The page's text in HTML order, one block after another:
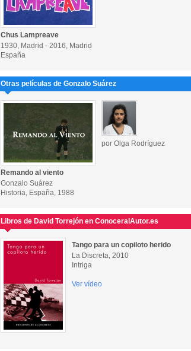
Chus Lampreave
1930, Madrid - 2016, Madrid
España
Otras películas de Gonzalo Suárez
por Olga Rodríguez
Remando al viento
Gonzalo Suárez
Historia, España, 1988
Libros de David Torrejón en ConoceralAutor.es
Tango para un copiloto herido
La Discreta, 2010
Intriga
Ver vídeo